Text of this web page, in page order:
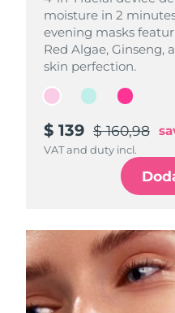
moisture in 2
evening masks
Red Algae, Ginseng,
skin perfection.
$ 139 $ 160,98
VAT and duty incl.
moisture in 2
evening masks
Red Algae, Ginseng,
skin perfection.
$ 139 $ 160,98
VAT and duty incl.
moisture in 2
evening masks
Red Algae, Ginseng,
skin perfection.
$ 139 $ 160,98
VAT and duty incl.